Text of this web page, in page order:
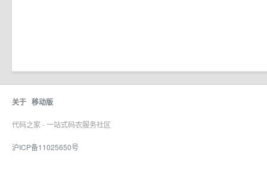
关于 移动版
代码之家 - 一站式码农服务社区
沪ICP备11025650号